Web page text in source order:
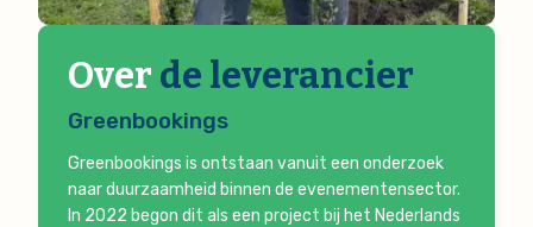
Over de leverancier
Greenbookings
Greenbookings is ontstaan vanuit een onderzoek
naar duurzaamheid binnen de evenementensector.
In 2022 begon dit als een project bij het Nederlands